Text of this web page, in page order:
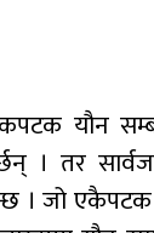
यौन
। तर
। जो